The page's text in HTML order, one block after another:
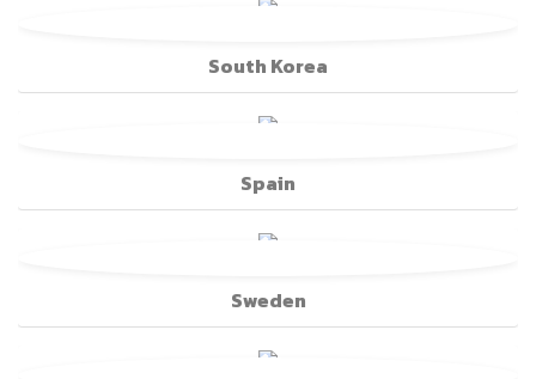
South Korea
Spain
Sweden